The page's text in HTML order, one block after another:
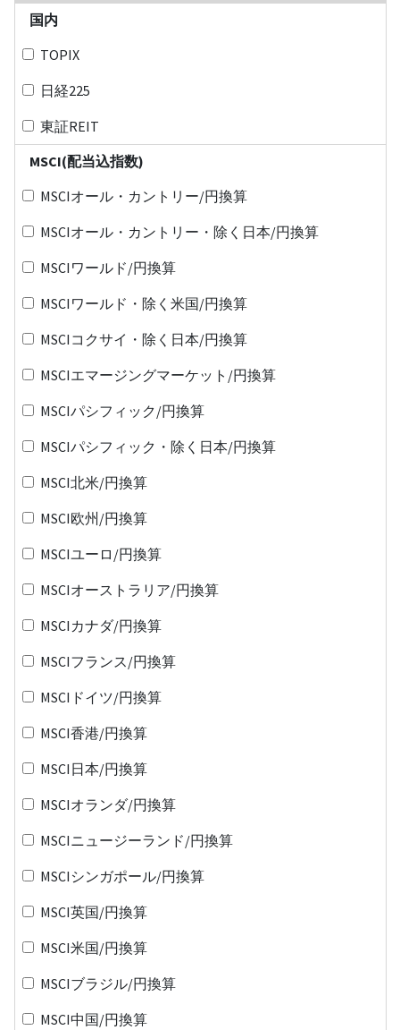
国内
TOPIX
日経225
東証REIT
MSCI(配当込指数)
MSCIオール・カントリー/円換算
MSCIオール・カントリー・除く日本/円換算
MSCIワールド/円換算
MSCIワールド・除く米国/円換算
MSCIコクサイ・除く日本/円換算
MSCIエマージングマーケット/円換算
MSCIパシフィック/円換算
MSCIパシフィック・除く日本/円換算
MSCI北米/円換算
MSCI欧州/円換算
MSCIユーロ/円換算
MSCIオーストラリア/円換算
MSCIカナダ/円換算
MSCIフランス/円換算
MSCIドイツ/円換算
MSCI香港/円換算
MSCI日本/円換算
MSCIオランダ/円換算
MSCIニュージーランド/円換算
MSCIシンガポール/円換算
MSCI英国/円換算
MSCI米国/円換算
MSCIブラジル/円換算
MSCI中国/円換算